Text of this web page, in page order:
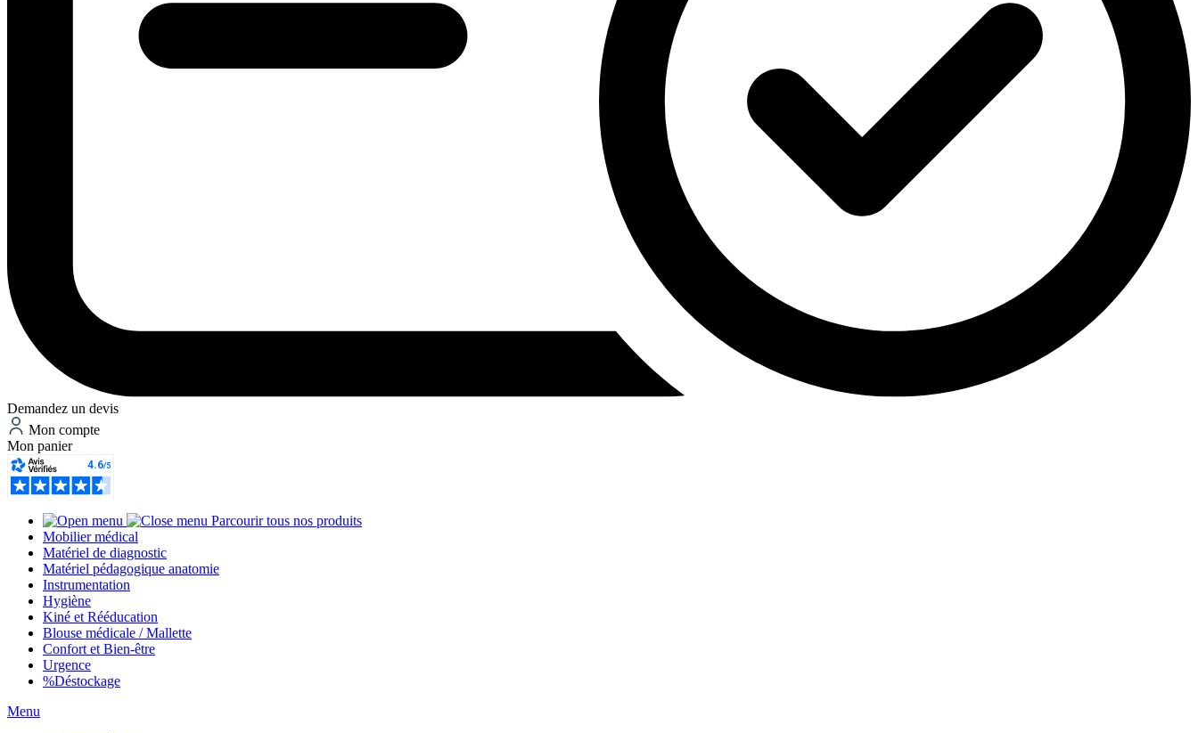
Demandez un devis
Mon compte
Mon panier
Parcourir tous nos produits
Mobilier médical
Matériel de diagnostic
Matériel pédagogique anatomie
Instrumentation
Hygiène
Kiné et Rééducation
Blouse médicale / Mallette
Confort et Bien-être
Urgence
%Déstockage
Menu